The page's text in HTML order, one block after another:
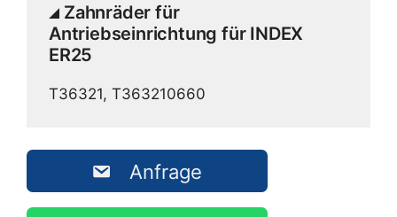
Zahnräder für
Antriebseinrichtung für INDEX
ER25
T36321, T363210660
Anfrage